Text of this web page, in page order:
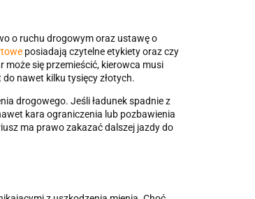
o ruchu drogowym oraz ustawę o
posiadają czytelne etykiety oraz czy
się przemieścić, kierowca musi
nawet kilku tysięcy złotych.
drogowego. Jeśli ładunek spadnie z
kara ograniczenia lub pozbawienia
ma prawo zakazać dalszej jazdy do